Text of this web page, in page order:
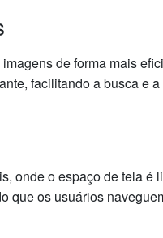
de forma mais
facilitando a busca e
onde o espaço de tela é
que os usuários